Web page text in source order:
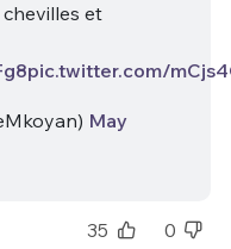
et
pic.twitter.com/
May
35 0